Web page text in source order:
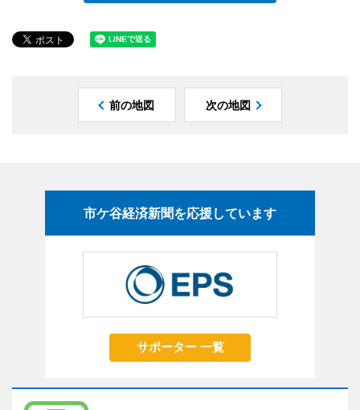
前の地図 次の地図
市ケ谷経済新聞を応援しています
サポーター 一覧